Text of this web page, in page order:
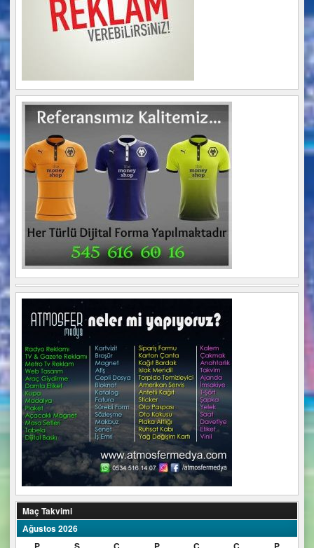
Maç Takvimi
Ağustos 2026